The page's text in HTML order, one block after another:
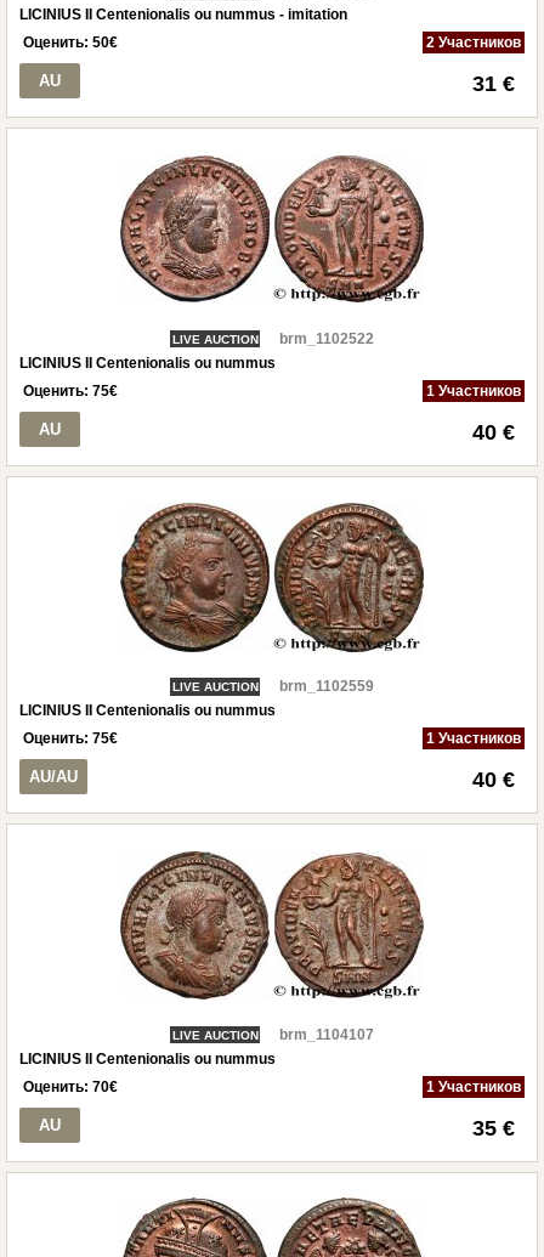
LICINIUS II Centenionalis ou nummus - imitation
Оценить: 50€ 2 Участников
AU 31 €
LIVE AUCTION
brm_1102522
LICINIUS II Centenionalis ou nummus
Оценить: 75€ 1 Участников
AU 40 €
LIVE AUCTION
brm_1102559
LICINIUS II Centenionalis ou nummus
Оценить: 75€ 1 Участников
AU/AU 40 €
LIVE AUCTION
brm_1104107
LICINIUS II Centenionalis ou nummus
Оценить: 70€ 1 Участников
AU 35 €